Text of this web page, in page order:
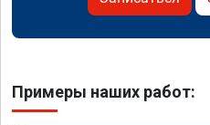
Примеры наших работ: